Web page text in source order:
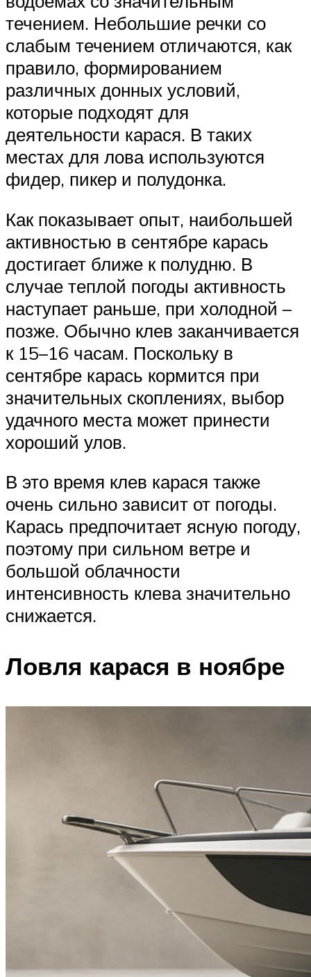
течением. Небольшие речки со
слабым течением отличаются, как
правило, формированием
различных донных условий,
которые подходят для
деятельности карася. В таких
местах для лова используются
фидер, пикер и полудонка.
Как показывает опыт, наибольшей
активностью в сентябре карась
достигает ближе к полудню. В
случае теплой погоды активность
наступает раньше, при холодной –
позже. Обычно клев заканчивается
к 15–16 часам. Поскольку в
сентябре карась кормится при
значительных скоплениях, выбор
удачного места может принести
хороший улов.
В это время клев карася также
очень сильно зависит от погоды.
Карась предпочитает ясную погоду,
поэтому при сильном ветре и
большой облачности
интенсивность клева значительно
снижается.
Ловля карася в ноябре